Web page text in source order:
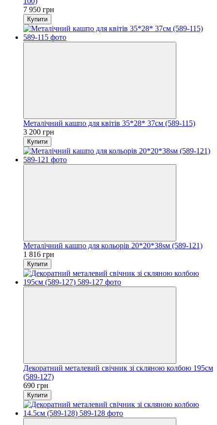
7 950 грн
Купити
Металічний кашпо для квітів 35*28* 37см (589-115)
3 200 грн
Купити
Металічний кашпо для кольорів 20*20*38sм (589-121)
1 816 грн
Купити
Декоратний металевий свічник зі скляною колбою 195см
(589-127)
690 грн
Купити